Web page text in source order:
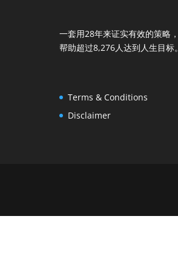
一套用28年来证实有效的策略
帮助超过8,276人达到人生目标。
Terms & Conditions
Disclaimer